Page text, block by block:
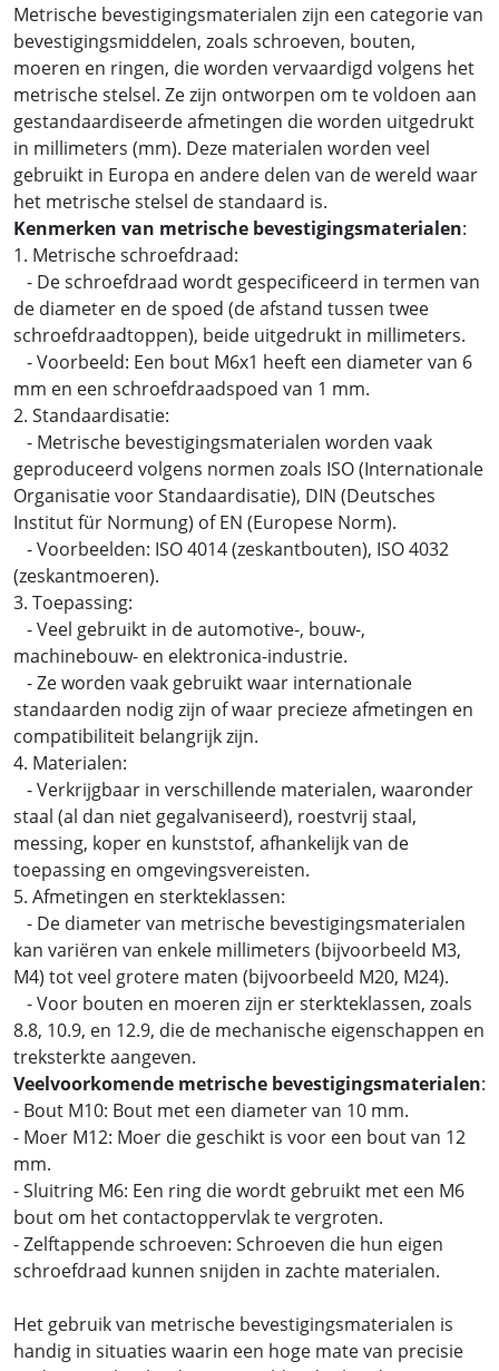
Metrische bevestigingsmaterialen zijn een categorie van
bevestigingsmiddelen, zoals schroeven, bouten,
moeren en ringen, die worden vervaardigd volgens het
metrische stelsel. Ze zijn ontworpen om te voldoen aan
gestandaardiseerde afmetingen die worden uitgedrukt
in millimeters (mm). Deze materialen worden veel
gebruikt in Europa en andere delen van de wereld waar
het metrische stelsel de standaard is.
Kenmerken van metrische bevestigingsmaterialen:
1. Metrische schroefdraad:
- De schroefdraad wordt gespecificeerd in termen van
de diameter en de spoed (de afstand tussen twee
schroefdraadtoppen), beide uitgedrukt in millimeters.
- Voorbeeld: Een bout M6x1 heeft een diameter van 6
mm en een schroefdraadspoed van 1 mm.
2. Standaardisatie:
- Metrische bevestigingsmaterialen worden vaak
geproduceerd volgens normen zoals ISO (Internationale
Organisatie voor Standaardisatie), DIN (Deutsches
Institut für Normung) of EN (Europese Norm).
- Voorbeelden: ISO 4014 (zeskantbouten), ISO 4032
(zeskantmoeren).
3. Toepassing:
- Veel gebruikt in de automotive-, bouw-,
machinebouw- en elektronica-industrie.
- Ze worden vaak gebruikt waar internationale
standaarden nodig zijn of waar precieze afmetingen en
compatibiliteit belangrijk zijn.
4. Materialen:
- Verkrijgbaar in verschillende materialen, waaronder
staal (al dan niet gegalvaniseerd), roestvrij staal,
messing, koper en kunststof, afhankelijk van de
toepassing en omgevingsvereisten.
5. Afmetingen en sterkteklassen:
- De diameter van metrische bevestigingsmaterialen
kan variëren van enkele millimeters (bijvoorbeeld M3,
M4) tot veel grotere maten (bijvoorbeeld M20, M24).
- Voor bouten en moeren zijn er sterkteklassen, zoals
8.8, 10.9, en 12.9, die de mechanische eigenschappen en
treksterkte aangeven.
Veelvoorkomende metrische bevestigingsmaterialen:
- Bout M10: Bout met een diameter van 10 mm.
- Moer M12: Moer die geschikt is voor een bout van 12
mm.
- Sluitring M6: Een ring die wordt gebruikt met een M6
bout om het contactoppervlak te vergroten.
- Zelftappende schroeven: Schroeven die hun eigen
schroefdraad kunnen snijden in zachte materialen.
Het gebruik van metrische bevestigingsmaterialen is
handig in situaties waarin een hoge mate van precisie